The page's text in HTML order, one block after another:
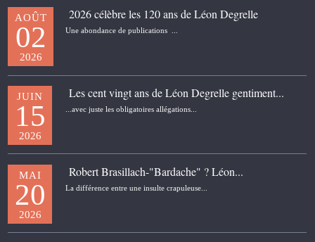
AOÛT
02
2026
2026 célèbre les 120 ans de Léon Degrelle
Une abondance de publications ...
JUIN
15
2026
Les cent vingt ans de Léon Degrelle gentiment...
...avec juste les obligatoires allégations...
MAI
20
2026
Robert Brasillach-"Bardache" ? Léon...
La différence entre une insulte crapuleuse...